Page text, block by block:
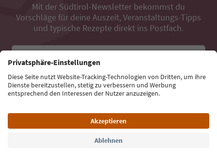
Mit der Südtirol-Newsletter bekommst du
Vorschläge für deine Auszeit, Veranstaltungs-Tipps
und typische Rezepte direkt ins Postfach.
Jetzt anmelden